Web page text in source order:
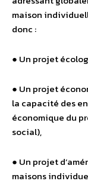
maison
donc :
● Un projet
● Un projet
la capacité des
économique du
social),
● Un projet
maisons